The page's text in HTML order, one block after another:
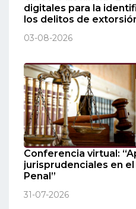
digitales para la
los delitos de
03-08-2026
Conferencia virtual:
jurisprudenciales en
Penal”
31-07-2026